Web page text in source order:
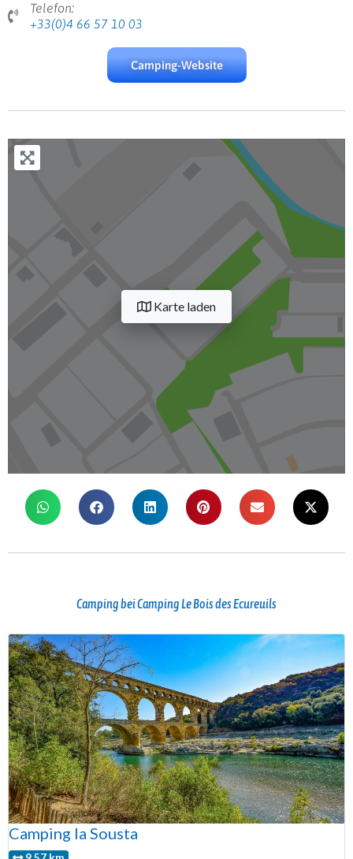
Telefon:
+33(0)4 66 57 10 03
Camping-Website
Karte laden
Camping bei Camping Le Bois des Ecureuils
Camping la Sousta